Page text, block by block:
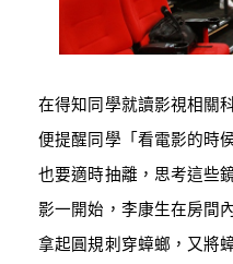
在得知同學就讀影視相關
便提醒同學「看電影的時
也要適時抽離，思考這些
影一開始，李康生在房間
拿起圓規刺穿蟑螂，又將